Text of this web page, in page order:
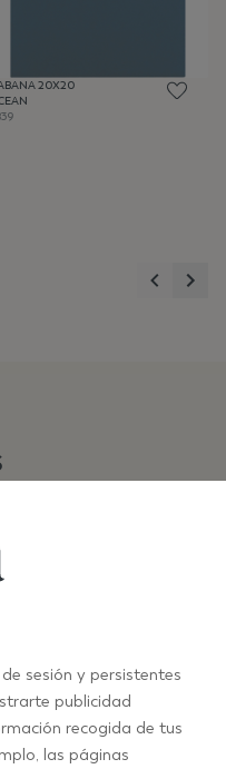
20X20
Anterior
sesión y persistentes
publicidad
recogida de tus
las páginas